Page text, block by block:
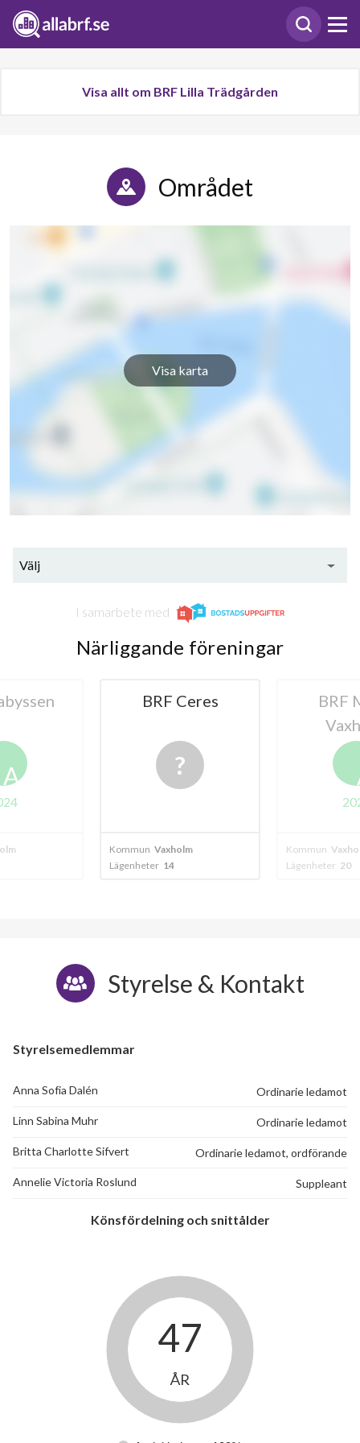
Visa allt om BRF Lilla Trädgården
Området
Visa karta
Välj
I samarbete med
Närliggande föreningar
A
BRF Ceres
Kommun Vaxholm
Lägenheter 14
BRF
Kommun
Lägenheter 20
Styrelse & Kontakt
Styrelsemedlemmar
Anna Sofia Dalén Ordinarie ledamot
Linn Sabina Muhr Ordinarie ledamot
Britta Charlotte Sifvert Ordinarie ledamot, ordförande
Annelie Victoria Roslund Suppleant
Könsfördelning och snittålder
47
ÅR